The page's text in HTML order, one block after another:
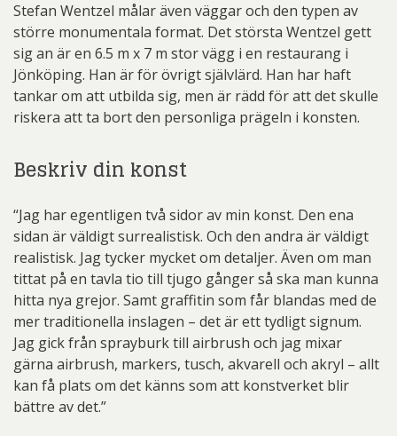
Stefan Wentzel målar även väggar och den typen av
större monumentala format. Det största Wentzel gett
sig an är en 6.5 m x 7 m stor vägg i en restaurang i
Jönköping. Han är för övrigt självlärd. Han har haft
tankar om att utbilda sig, men är rädd för att det skulle
riskera att ta bort den personliga prägeln i konsten.
Beskriv din konst
“Jag har egentligen två sidor av min konst. Den ena
sidan är väldigt surrealistisk. Och den andra är väldigt
realistisk. Jag tycker mycket om detaljer. Även om man
tittat på en tavla tio till tjugo gånger så ska man kunna
hitta nya grejor. Samt graffitin som får blandas med de
mer traditionella inslagen – det är ett tydligt signum.
Jag gick från sprayburk till airbrush och jag mixar
gärna airbrush, markers, tusch, akvarell och akryl – allt
kan få plats om det känns som att konstverket blir
bättre av det.”